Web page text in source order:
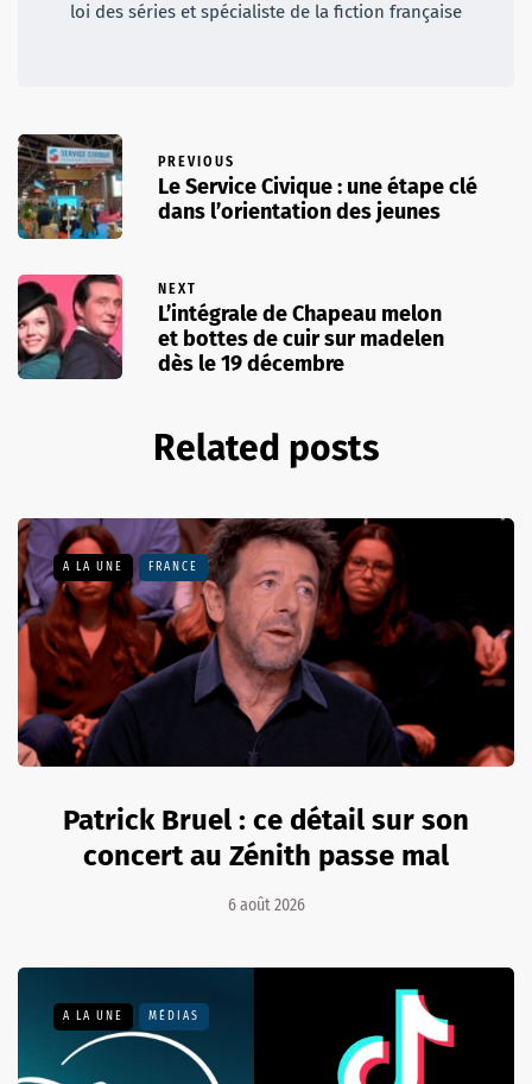
loi des séries et spécialiste de la fiction française
PREVIOUS
Le Service Civique : une étape clé
dans l’orientation des jeunes
NEXT
L’intégrale de Chapeau melon
et bottes de cuir sur madelen
dès le 19 décembre
Related posts
A LA UNE FRANCE
Patrick Bruel : ce détail sur son
concert au Zénith passe mal
6 août 2026
A LA UNE MÉDIAS